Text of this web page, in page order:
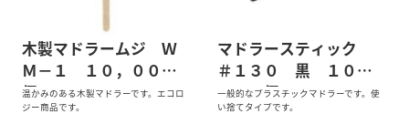
木製マドラームジ Ｗ
Ｍ－１ １０，０００
個
温かみのある木製マドラーです。エコロ
ジー商品です。
マドラースティック
＃１３０ 黒 １０，
０００個
一般的なプラスチックマドラーです。使
い捨てタイプです。